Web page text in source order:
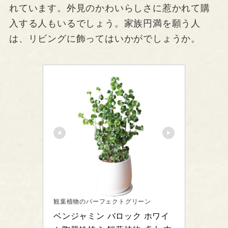
れています。外見のかわいらしさに惹かれて購
入する人もいるでしょう。家族円満を願う人
は、リビングに飾ってはいかがでしょうか。
観葉植物のパーフェクトグリーン
ベンジャミン バロック ホワイ